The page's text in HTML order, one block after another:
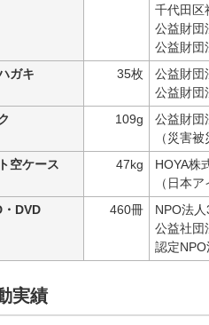
千代田区
公益財団
公益財団
ガキ 35枚
公益財団
公益財団
109g
公益財団
（災害
空ケース 47kg
HOYA株
（日本
DVD 460冊
NPO法
公益社団
認定
実績